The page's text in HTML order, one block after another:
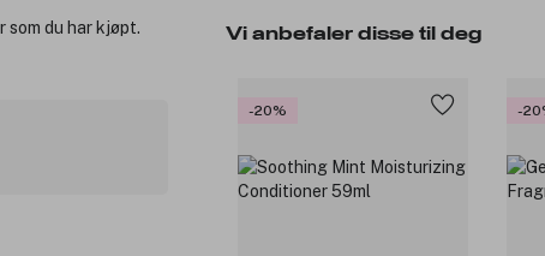
Vi anbefaler disse til deg
-20% -
du har kjøpt.